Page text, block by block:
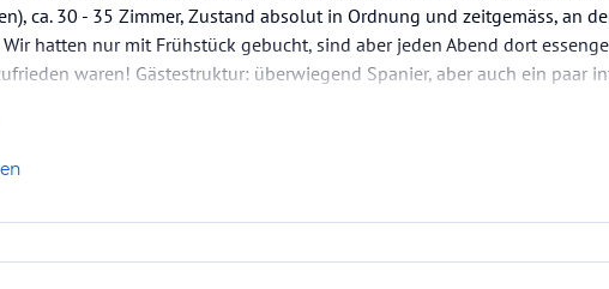
ca. 30 - 35 Zimmer, Zustand absolut in Ordnung und zeitgemäss, an
hatten nur mit Frühstück gebucht, sind aber jeden Abend dort
waren! Gästestruktur: überwiegend Spanier, aber auch ein paar